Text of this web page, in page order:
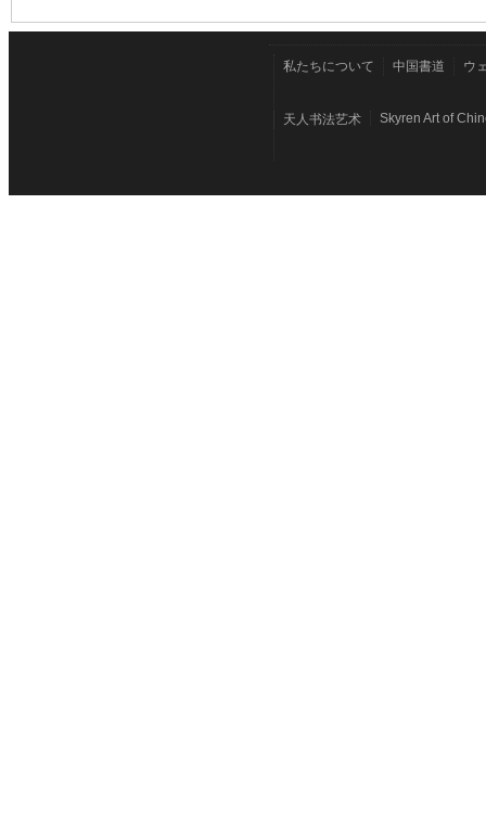
私たちについて 中国書道 ウ
天人书法艺术 Skyren Art of